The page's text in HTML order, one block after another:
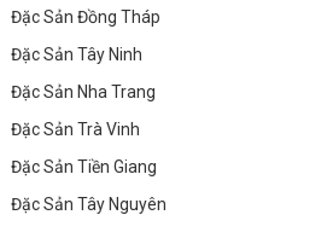
Đặc Sản Đồng Tháp
Đặc Sản Tây Ninh
Đặc Sản Nha Trang
Đặc Sản Trà Vinh
Đặc Sản Tiền Giang
Đặc Sản Tây Nguyên